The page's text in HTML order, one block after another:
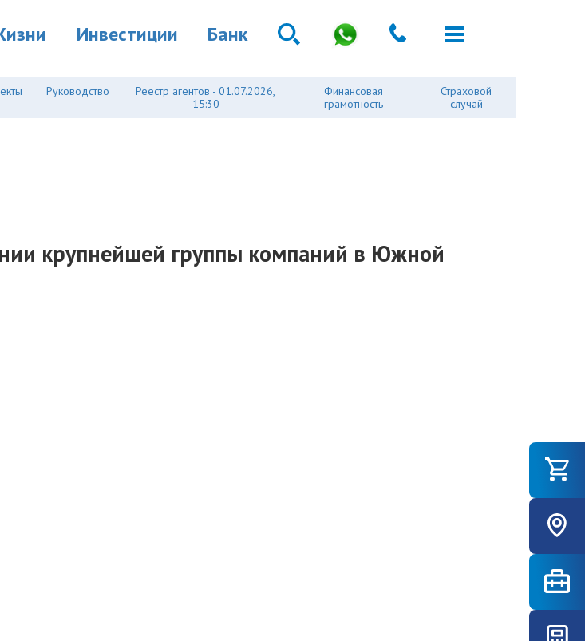
Инвестиции Банк
Руководство
Реестр агентов - 01.07.2026,
15:30
Финансовая
грамотность
Страховой
случай
крупнейшей группы компаний в Южной